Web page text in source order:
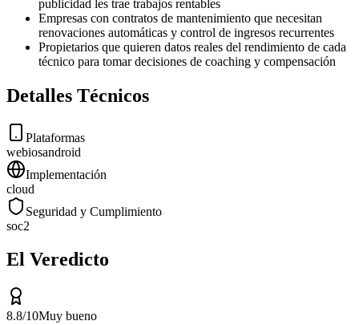
publicidad les trae trabajos rentables
Empresas con contratos de mantenimiento que necesitan
renovaciones automáticas y control de ingresos recurrentes
Propietarios que quieren datos reales del rendimiento de cada
técnico para tomar decisiones de coaching y compensación
Detalles Técnicos
Plataformas
webiosandroid
Implementación
cloud
Seguridad y Cumplimiento
soc2
El Veredicto
8.8/10Muy bueno